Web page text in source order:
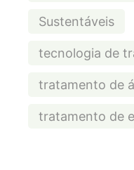
Sustentáveis
tecnologia de
tratamento de
tratamento de